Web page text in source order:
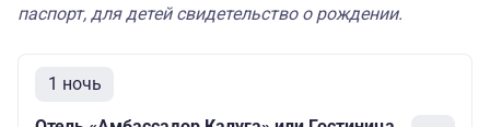
паспорт, для детей свидетельство о рождении.
1 ночь